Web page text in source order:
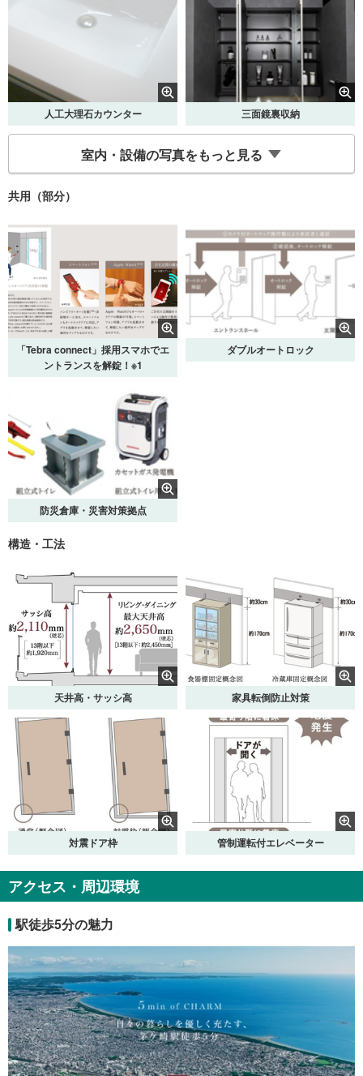
人工大理石カウンター 三面鏡裏収納
シングルレバー混合水栓 洗面フロントポケット
ゆるリラ浴槽
浴室暖房乾燥機
コンフォートウエーブ クリックシ
ャワー
ワンプッシュ排水栓
ハイクオリティパネル サーモスタットシャワー水栓
スマートカウンター
室内・設備の写真をもっと見る
共用（部分）
「Tebra connect」採用スマホでエ
ントランスを解錠！※1
ダブルオートロック
防災倉庫・災害対策拠点
構造・工法
天井高・サッシ高 家具転倒防止対策
対震ドア枠 管制運転付エレベーター
アクセス・周辺環境
駅徒歩5分の魅力